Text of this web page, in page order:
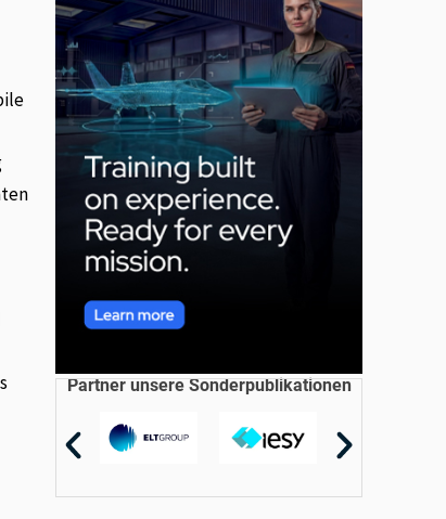
Partner unsere Sonderpublikationen